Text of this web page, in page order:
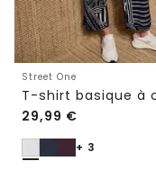
Street One
29,99 €
+ 3